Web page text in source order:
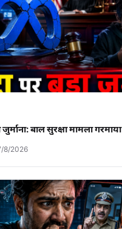
बाल सुरक्षा मामला गरमाया
8/2026